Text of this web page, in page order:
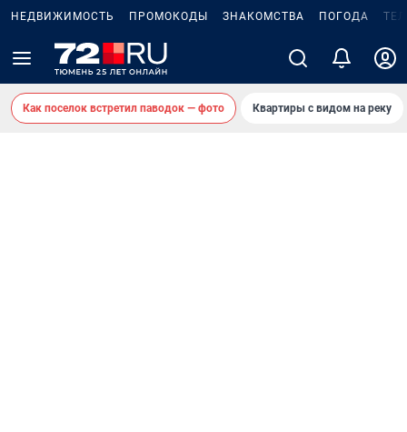
НЕДВИЖИМОСТЬ ПРОМОКОДЫ ЗНАКОМСТВА ПОГОДА
Как поселок встретил паводок — фото Квартиры с видом на реку